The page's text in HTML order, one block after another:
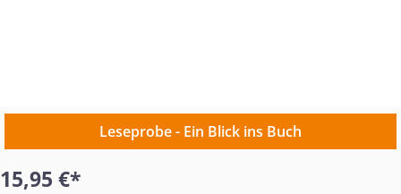
Leseprobe - Ein Blick ins Buch
15,95 €*